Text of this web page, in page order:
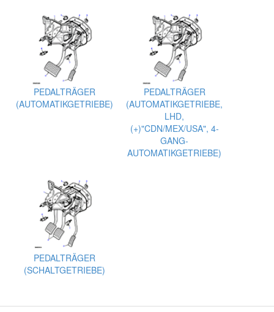
PEDALTRÄGER
(AUTOMATIKGETRIEBE)
PEDALTRÄGER
(AUTOMATIKGETRIEBE,
LHD,
(+)"CDN/MEX/USA", 4-
GANG-
AUTOMATIKGETRIEBE)
PEDALTRÄGER
(SCHALTGETRIEBE)